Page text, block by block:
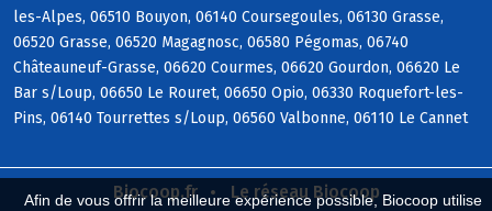
Afin de vous offrir la meilleure expérience possible, Biocoop utilise
les-Alpes, 06510 Bouyon, 06140 Coursegoules, 06130 Grasse,
06520 Grasse, 06520 Magagnosc, 06580 Pégomas, 06740
Châteauneuf-Grasse, 06620 Courmes, 06620 Gourdon, 06620 Le
Bar s/Loup, 06650 Le Rouret, 06650 Opio, 06330 Roquefort-les-
Pins, 06140 Tourrettes s/Loup, 06560 Valbonne, 06110 Le Cannet
Biocoop.fr
Le réseau Biocoop